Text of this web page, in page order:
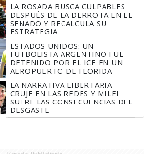
LA ROSADA BUSCA CULPABLES
DESPUÉS DE LA DERROTA EN EL
SENADO Y RECALCULA SU
ESTRATEGIA
ESTADOS UNIDOS: UN
FUTBOLISTA ARGENTINO FUE
DETENIDO POR EL ICE EN UN
AEROPUERTO DE FLORIDA
LA NARRATIVA LIBERTARIA
CRUJE EN LAS REDES Y MILEI
SUFRE LAS CONSECUENCIAS DEL
DESGASTE